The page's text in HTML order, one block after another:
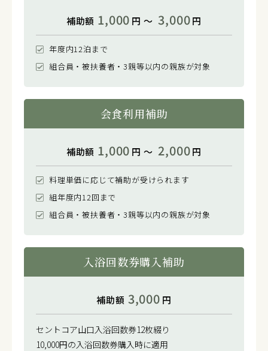
補助額 1,000 円 〜 3,000円
年度内12泊まで
組合員・被扶養者・3親等以内の親族が対象
会食利用補助
補助額 1,000 円 〜 2,000円
料理単価に応じて補助が受けられます
組年度内12回まで
組合員・被扶養者・3親等以内の親族が対象
入浴回数券購入補助
補助額 3,000 円
セントコア山口入浴回数券12枚綴り
10,000円の入浴回数券購入時に適用